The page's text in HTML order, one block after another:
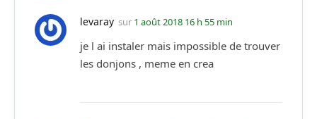
levaray sur 1 août 2018 16 h 55 min
je l ai instaler mais impossible de trouver
les donjons , meme en crea